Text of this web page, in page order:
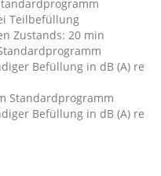
Teilbefüllung
Zustands: 20 min
Befüllung in dB (A) re
Standardprogramm
Befüllung in dB (A) re